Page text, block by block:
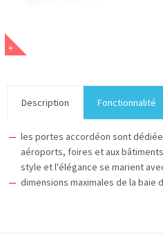
Description Fonctionnalité
les portes accordéon sont
aéroports, foires et aux
style et l'élégance se marient
dimensions maximales de la baie